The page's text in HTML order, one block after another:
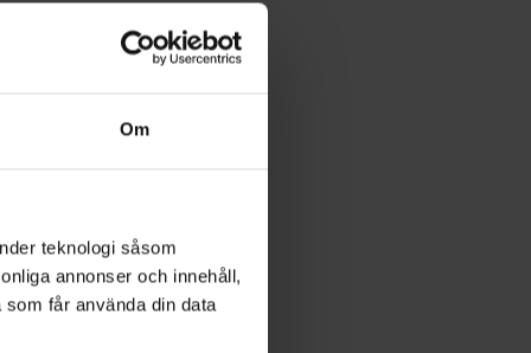
Om
teknologi såsom
annonser och innehåll,
får använda din data